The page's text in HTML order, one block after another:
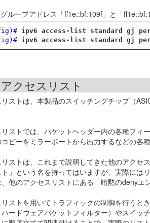
ループアドレス「ff1e::bf:109f」と「
ipv6 access-list standard gj
ipv6 access-list standard gj
クセスリスト
ストは、本製品のスイッチングチップ（
ストでは、パケットヘッダー内の各種フ
ピーをミラーポートから出力するなどの各
ストは、これまで説明してきた他のアク
」という名を持ってはいますが、実際に
他のアクセスリストにある「暗黙のdenyエ
ストを用いてトラフィックの制御を行う
ハードウェアパケットフィルター）やスイ